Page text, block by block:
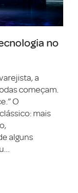
no
a
começam.
O
mais
alguns